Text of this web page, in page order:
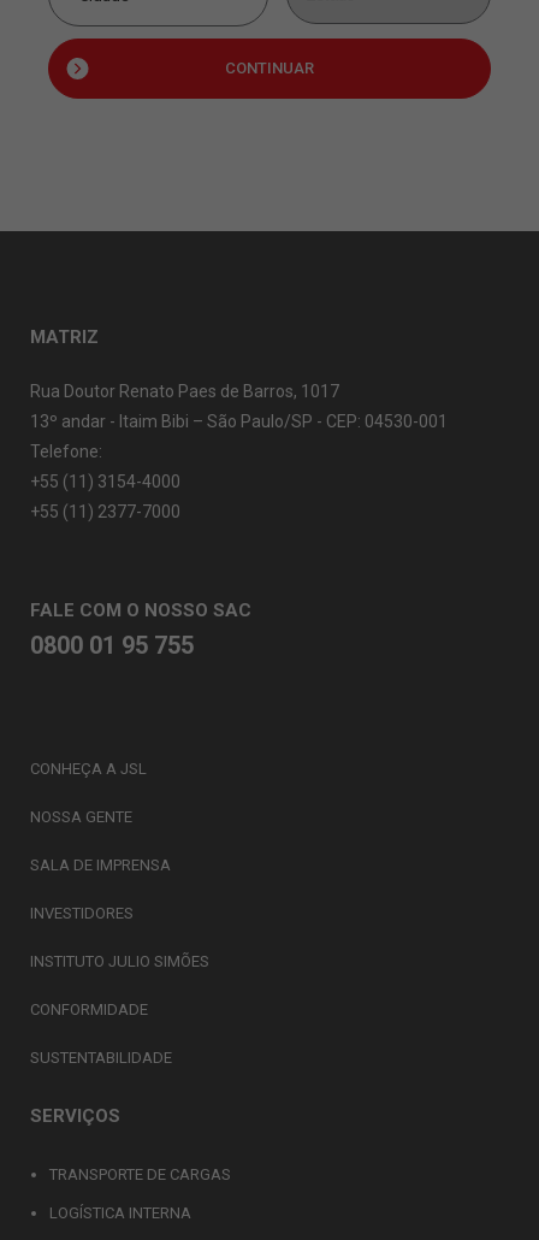
CONTINUAR
MATRIZ
Rua Doutor Renato Paes de Barros, 1017
13º andar - Itaim Bibi – São Paulo/SP - CEP: 04530-001
Telefone:
+55 (11) 3154-4000
+55 (11) 2377-7000
FALE COM O NOSSO SAC
0800 01 95 755
CONHEÇA A JSL
NOSSA GENTE
SALA DE IMPRENSA
INVESTIDORES
INSTITUTO JULIO SIMÕES
CONFORMIDADE
SUSTENTABILIDADE
SERVIÇOS
TRANSPORTE DE CARGAS
LOGÍSTICA INTERNA